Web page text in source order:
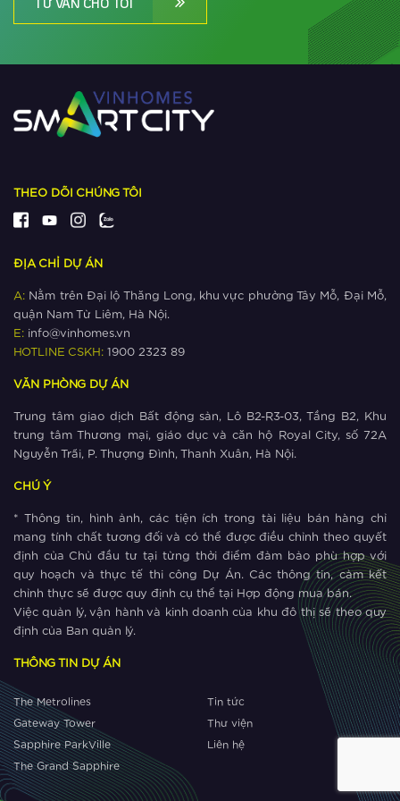
Tại sao người Nhật chọn The
Metrolines làm ‘bến đỗ’ khi đổ vốn
Dự đoán tương lai của đô thị siêu
kết nối The Metrolines
Giá bất động sản ‘cận lộ kế metro’
leo thang như thế nào?
Xem thêm
The Metrolines – Yếu tố vàng thúc
đẩy thịnh vượng phía Tây Hà Nội
The Metrolines thu hút cộng đồng cư
dân quốc tế
Xem thêm
Lý do The Metrolines trở thành lựa
chọn số một của cộng đồng quốc tế
Những vùng đất “lột xác” nhờ metro
THEO DÕI CHÚNG TÔI
ĐỊA CHỈ DỰ ÁN
A: Nằm trên Đại lộ Thăng Long, khu vực phường Tây Mỗ, Đại Mỗ,
quận Nam Từ Liêm, Hà Nội.
E: info@vinhomes.vn
HOTLINE CSKH: 1900 2323 89
VĂN PHÒNG DỰ ÁN
Trung tâm giao dịch Bất động sản, Lô B2-R3-03, Tầng B2, Khu
trung tâm Thương mại, giáo dục và căn hộ Royal City, số 72A
Nguyễn Trãi, P. Thượng Đình, Thanh Xuân, Hà Nội.
CHÚ Ý
* Thông tin, hình ảnh, các tiện ích trong tài liệu bán hàng chỉ
mang tính chất tương đối và có thể được điều chỉnh theo quyết
định của Chủ đầu tư tại từng thời điểm đảm bảo phù hợp với
quy hoạch và thực tế thi công Dự Án. Các thông tin, cảm kết
chỉnh thực sẽ được quy định cụ thể tại Hợp động mua bán.
Việc quản lý, vận hành và kinh doanh của khu đô thị sẽ theo quy
định của Ban quản lý.
THÔNG TIN DỰ ÁN
The Metrolines
Gateway Tower
Sapphire ParkVille
The Grand Sapphire
Tin tức
Thư viện
Liên hệ